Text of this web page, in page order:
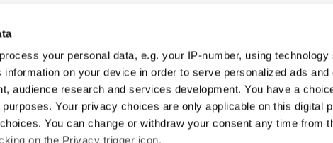
process your personal data, e.g. your IP-number, using technology
on your device in order to serve personalized ads and
audience research and services development. You have a
Your privacy choices are only applicable on this digital
You can change or withdraw your consent any time from
on the Privacy trigger icon.